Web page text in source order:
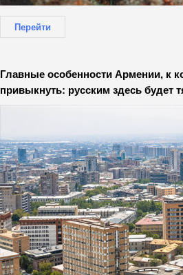
Перейти
Главные особенности Армении, к
привыкнуть: русским здесь будет